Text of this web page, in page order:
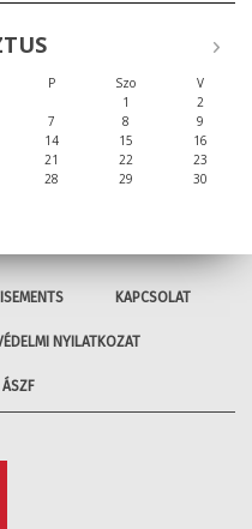
P Szo
V
1
2
7 8
9
14 15
16
21 22
23
28 29
30
KAPCSOLAT
NYILATKOZAT
ÁSZF